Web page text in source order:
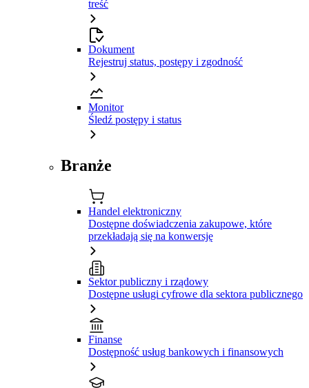
treść
Dokument
Rejestruj status, postępy i zgodność
Monitor
Śledź postępy i status
Branże
Handel elektroniczny
Dostępne doświadczenia zakupowe, które
przekładają się na konwersję
Sektor publiczny i rządowy
Dostępne usługi cyfrowe dla sektora publicznego
Finanse
Dostępność usług bankowych i finansowych